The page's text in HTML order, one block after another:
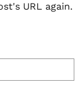
URL again.